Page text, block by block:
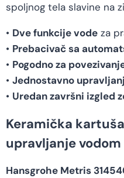
spoljnog tela slavine na
• Dve funkcije vode za
• Prebacivač sa
• Pogodno za
• Jednostavno
• Uredan završni izgled
Keramička
upravljanje vodom
Hansgrohe Metris